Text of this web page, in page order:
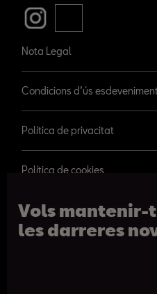
Vols mantenir-
les darreres
Nota Legal
Condicions d’ús
Política de privacitat
Política de cookies